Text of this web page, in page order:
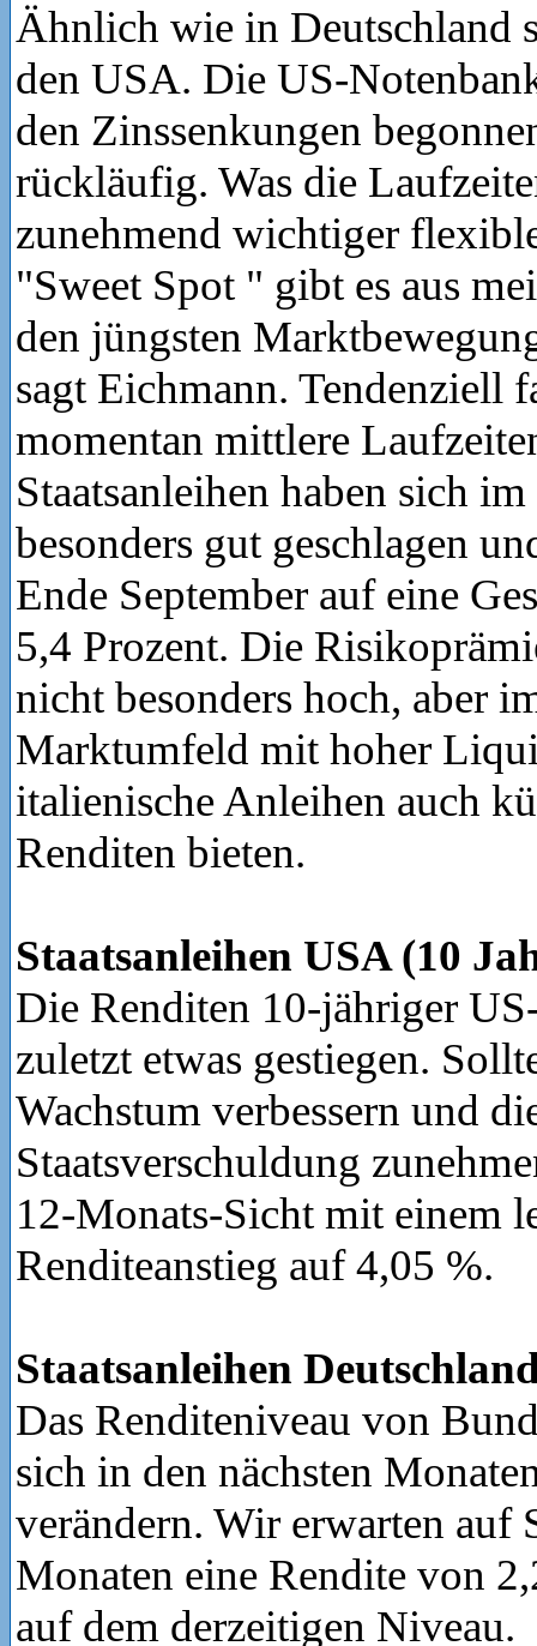
Ähnlich wie in Deutschland
den USA. Die US-
den Zinssenkungen
rückläufig. Was die
zunehmend wichtiger
"Sweet Spot " gibt es aus
den jüngsten
sagt Eichmann. Tendenziell
momentan mittlere
Staatsanleihen haben sich
besonders gut geschlagen
Ende September auf eine
5,4 Prozent. Die
nicht besonders hoch, aber
Marktumfeld mit hoher
italienische Anleihen auch
Renditen bieten.
Staatsanleihen USA (10
Die Renditen 10-jähriger
zuletzt etwas gestiegen.
Wachstum verbessern und
Staatsverschuldung
12-Monats-Sicht mit einem
Renditeanstieg auf 4,05 %.
Staatsanleihen
Das Renditeniveau von
sich in den nächsten
verändern. Wir erwarten auf
Monaten eine Rendite von
auf dem derzeitigen Niveau.